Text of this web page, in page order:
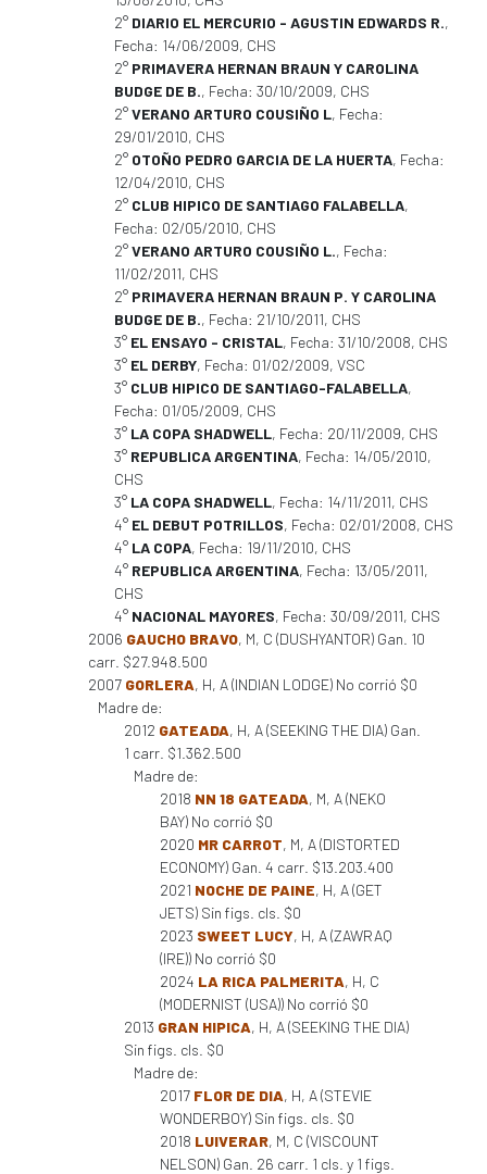
2° DIARIO EL MERCURIO - AGUSTIN EDWARDS R.,
Fecha: 14/06/2009, CHS
2° PRIMAVERA HERNAN BRAUN Y CAROLINA
BUDGE DE B., Fecha: 30/10/2009, CHS
2°VERANO ARTURO COUSIÑO L, Fecha:
29/01/2010, CHS
2° OTOÑO PEDRO GARCIA DE LA HUERTA, Fecha:
12/04/2010, CHS
2° CLUB HIPICO DE SANTIAGO FALABELLA,
Fecha: 02/05/2010, CHS
2°VERANO ARTURO COUSIÑO L., Fecha:
11/02/2011, CHS
2° PRIMAVERA HERNAN BRAUN P. Y CAROLINA
BUDGE DE B., Fecha: 21/10/2011, CHS
3° EL ENSAYO - CRISTAL, Fecha: 31/10/2008, CHS
3° EL DERBY, Fecha: 01/02/2009, VSC
3° CLUB HIPICO DE SANTIAGO-FALABELLA,
Fecha: 01/05/2009, CHS
3° LA COPA SHADWELL, Fecha: 20/11/2009, CHS
3° REPUBLICA ARGENTINA, Fecha: 14/05/2010,
CHS
3° LA COPA SHADWELL, Fecha: 14/11/2011, CHS
4° EL DEBUT POTRILLOS, Fecha: 02/01/2008, CHS
4° LA COPA, Fecha: 19/11/2010, CHS
4° REPUBLICA ARGENTINA, Fecha: 13/05/2011,
CHS
4° NACIONAL MAYORES, Fecha: 30/09/2011, CHS
2006 GAUCHO BRAVO, M, C (DUSHYANTOR) Gan. 10
carr. $27.948.500
2007 GORLERA, H, A (INDIAN LODGE) No corrió $0
Madre de:
2012 GATEADA, H, A (SEEKING THE DIA) Gan.
1 carr. $1.362.500
Madre de:
2018 NN 18 GATEADA, M, A (NEKO
BAY) No corrió $0
2020 MR CARROT, M, A (DISTORTED
ECONOMY) Gan. 4 carr. $13.203.400
2021 NOCHE DE PAINE, H, A (GET
JETS) Sin figs. cls. $0
2023 SWEET LUCY, H, A (ZAWRAQ
(IRE)) No corrió $0
2024 LA RICA PALMERITA, H, C
(MODERNIST (USA)) No corrió $0
2013 GRAN HIPICA, H, A (SEEKING THE DIA)
Sin figs. cls. $0
Madre de:
2017 FLOR DE DIA, H, A (STEVIE
WONDERBOY) Sin figs. cls. $0
2018 LUIVERAR, M, C (VISCOUNT
NELSON) Gan. 26 carr. 1 cls. y 1 figs.